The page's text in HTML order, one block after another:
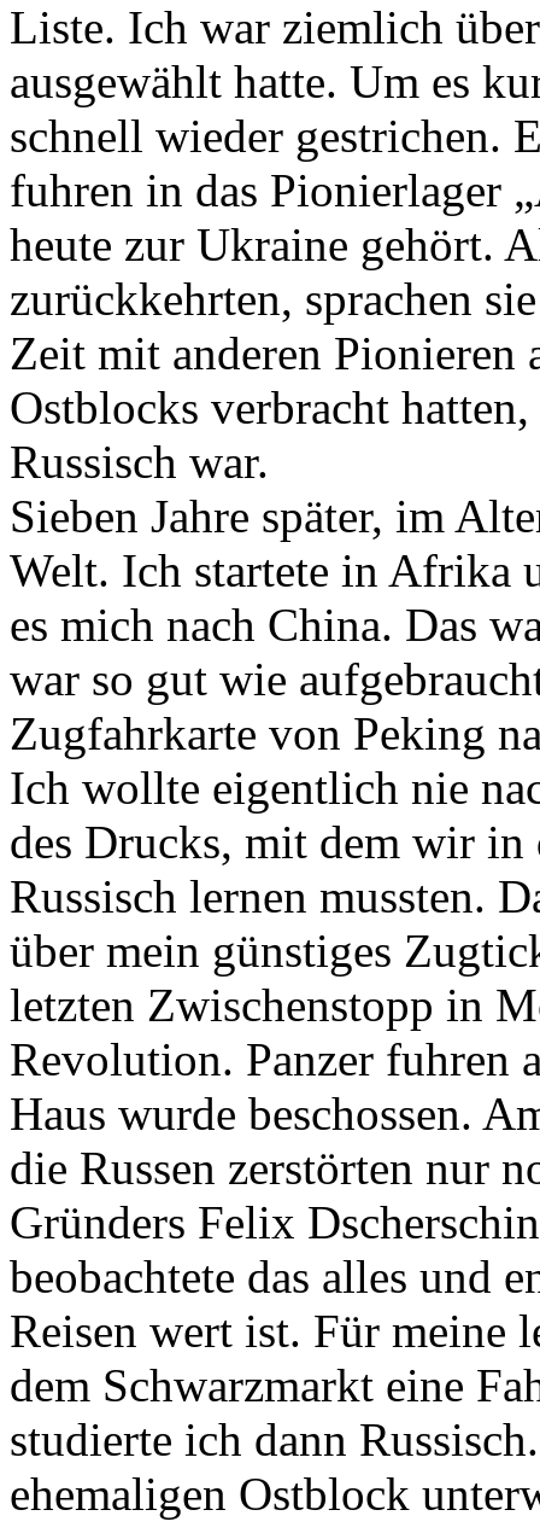
Liste. Ich war ziemlich
ausgewählt hatte. Um es
schnell wieder gestrichen.
fuhren in das Pionierlager
heute zur Ukraine gehört.
zurückkehrten, sprachen
Zeit mit anderen Pionieren
Ostblocks verbracht
Russisch war.
Sieben Jahre später, im
Welt. Ich startete in Afrika
es mich nach China. Das
war so gut wie
Zugfahrkarte von Peking
Ich wollte eigentlich nie
des Drucks, mit dem wir in
Russisch lernen mussten.
über mein günstiges
letzten Zwischenstopp in
Revolution. Panzer fuhren
Haus wurde beschossen.
die Russen zerstörten nur
Gründers Felix
beobachtete das alles und
Reisen wert ist. Für meine
dem Schwarzmarkt eine
studierte ich dann
ehemaligen Ostblock